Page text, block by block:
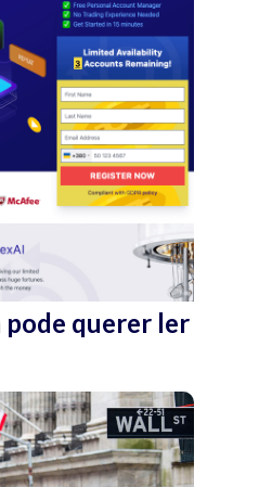
pode querer ler